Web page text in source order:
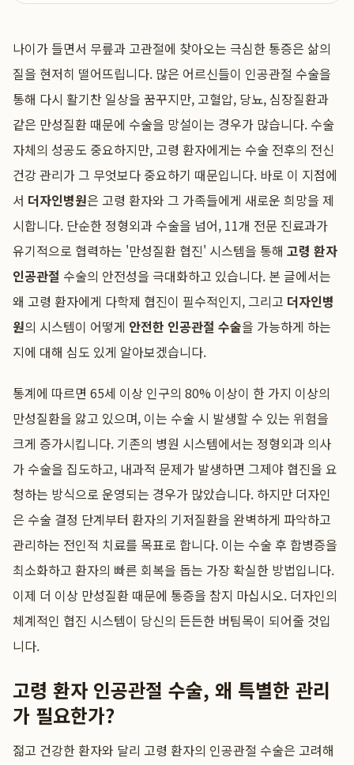
나이가 들면서 무릎과 고관절에 찾아오는 극심한 통증은 삶의
질을 현저히 떨어뜨립니다. 많은 어르신들이 인공관절 수술을
통해 다시 활기찬 일상을 꿈꾸지만, 고혈압, 당뇨, 심장질환과
같은 만성질환 때문에 수술을 망설이는 경우가 많습니다. 수술
자체의 성공도 중요하지만, 고령 환자에게는 수술 전후의 전신
건강 관리가 그 무엇보다 중요하기 때문입니다. 바로 이 지점에
서 더자인병원은 고령 환자와 그 가족들에게 새로운 희망을 제
시합니다. 단순한 정형외과 수술을 넘어, 11개 전문 진료과가
유기적으로 협력하는 '만성질환 협진' 시스템을 통해 고령 환자
인공관절 수술의 안전성을 극대화하고 있습니다. 본 글에서는
왜 고령 환자에게 다학제 협진이 필수적인지, 그리고 더자인병
원의 시스템이 어떻게 안전한 인공관절 수술을 가능하게 하는
지에 대해 심도 있게 알아보겠습니다.
통계에 따르면 65세 이상 인구의 80% 이상이 한 가지 이상의
만성질환을 앓고 있으며, 이는 수술 시 발생할 수 있는 위험을
크게 증가시킵니다. 기존의 병원 시스템에서는 정형외과 의사
가 수술을 집도하고, 내과적 문제가 발생하면 그제야 협진을 요
청하는 방식으로 운영되는 경우가 많았습니다. 하지만 더자인
은 수술 결정 단계부터 환자의 기저질환을 완벽하게 파악하고
관리하는 전인적 치료를 목표로 합니다. 이는 수술 후 합병증을
최소화하고 환자의 빠른 회복을 돕는 가장 확실한 방법입니다.
이제 더 이상 만성질환 때문에 통증을 참지 마십시오. 더자인의
체계적인 협진 시스템이 당신의 든든한 버팀목이 되어줄 것입
니다.
고령 환자 인공관절 수술, 왜 특별한 관리
가 필요한가?
젊고 건강한 환자와 달리 고령 환자의 인공관절 수술은 고려해